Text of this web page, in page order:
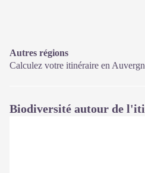
Autres régions
Calculez votre itinéraire en
Biodiversité autour de